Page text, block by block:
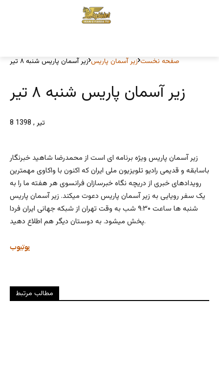
صفحه نخست زیر آسمان پاریس زیر آسمان پاریس شنبه ۸ تیر
زیر آسمان پاریس شنبه ۸ تیر
8 تیر , 1398
زیر آسمان پاریس ویژه برنامه ای است از محمدرضا شاهید خبرنگار
باسابقه و قدیمی رادیو تلویزیون ملی ایران که اکنون با واکاوی مهمترین
رویدادهای خبری از دریچه نگاه خبرسازان فرانسوی هر هفته ما را به
یک سفر رویایی به زیر آسمان پاریس دعوت میکند. زیر آسمان پاریس
شنبه ها ساعت ۹:۳۰ شب به وقت تهران از شبکه جهانی ایران فردا
پخش میشود. به دوستان دیگر هم اطلاع دهید.
یوتیوب
مطالب مرتبط